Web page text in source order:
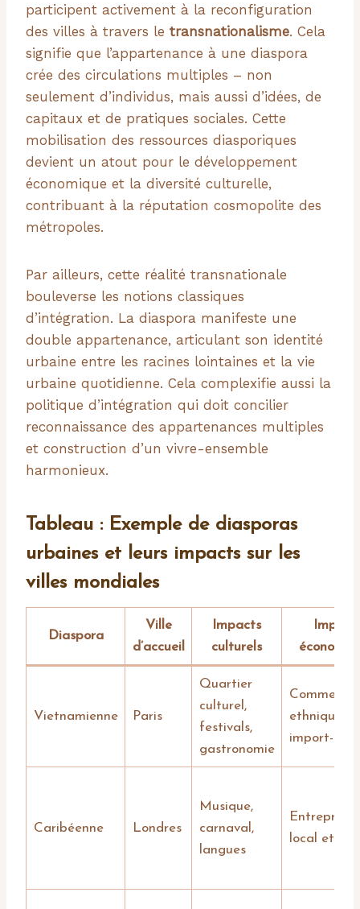
participent activement à la reconfiguration
des villes à travers le transnationalisme. Cela
signifie que l’appartenance à une diaspora
crée des circulations multiples – non
seulement d’individus, mais aussi d’idées, de
capitaux et de pratiques sociales. Cette
mobilisation des ressources diasporiques
devient un atout pour le développement
économique et la diversité culturelle,
contribuant à la réputation cosmopolite des
métropoles.
Par ailleurs, cette réalité transnationale
bouleverse les notions classiques
d’intégration. La diaspora manifeste une
double appartenance, articulant son identité
urbaine entre les racines lointaines et la vie
urbaine quotidienne. Cela complexifie aussi la
politique d’intégration qui doit concilier
reconnaissance des appartenances multiples
et construction d’un vivre-ensemble
harmonieux.
Tableau : Exemple de diasporas
urbaines et leurs impacts sur les
villes mondiales
Diaspora
Ville
d’accueil
Impacts
culturels
Vietnamienne Paris
Quartier
culturel,
festivals,
gastronomie
Commerces
ethniques,
import-
Caribéenne Londres
Musique,
carnaval,
langues
local et